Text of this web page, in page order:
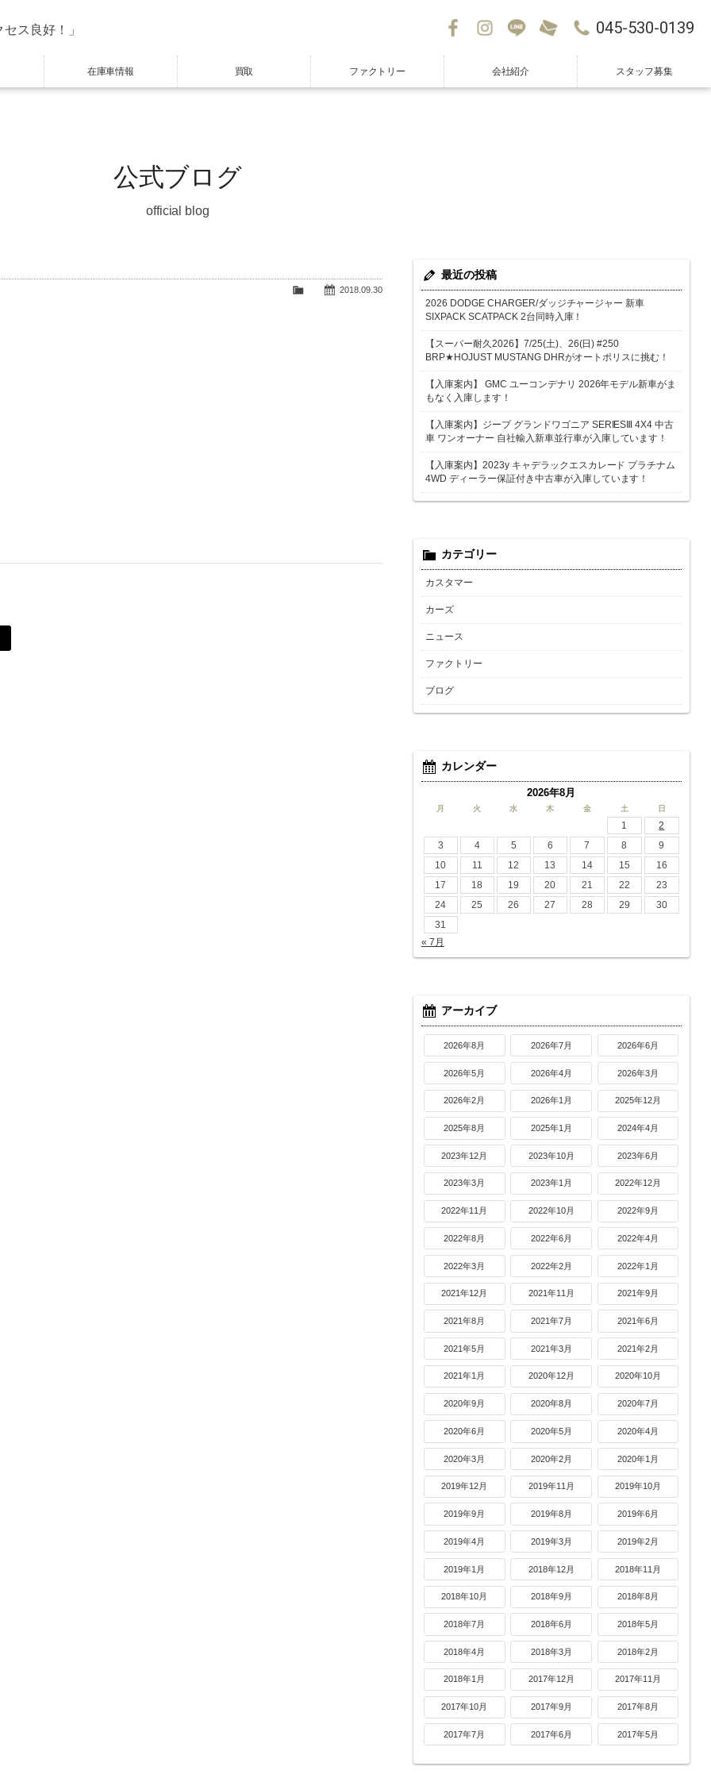
ス良好！」 045-530-0139
在庫車情報 買取 ファクトリー 会社紹介 スタッフ募集
公式ブログ
official blog
2018.09.30
最近の投稿
2026 DODGE CHARGER/ダッジチャージャー 新車
SIXPACK SCATPACK 2台同時入庫！
【スーパー耐久2026】7/25(土)、26(日) #250
BRP★HOJUST MUSTANG DHRがオートポリスに挑む！
【入庫案内】 GMC ユーコンデナリ 2026年モデル新車がま
もなく入庫します！
【入庫案内】ジープ グランドワゴニア SERIESⅢ 4X4 中古
車 ワンオーナー 自社輸入新車並行車が入庫しています！
【入庫案内】2023y キャデラックエスカレード プラチナム
4WD ディーラー保証付き中古車が入庫しています！
カテゴリー
カスタマー
カーズ
ニュース
ファクトリー
ブログ
カレンダー
2026年8月
月 火 水 木 金 土 日
1
2
3
4 5 6 7 8
9
10
11 12 13 14 15
16
17
18 19 20 21 22
23
24
25 26 27 28 29
30
31
« 7月
アーカイブ
2026年8月 2026年7月 2026年6月
2026年5月 2026年4月 2026年3月
2026年2月 2026年1月 2025年12月
2025年8月 2025年1月 2024年4月
2023年12月 2023年10月 2023年6月
2023年3月 2023年1月 2022年12月
2022年11月 2022年10月 2022年9月
2022年8月 2022年6月 2022年4月
2022年3月 2022年2月 2022年1月
2021年12月 2021年11月 2021年9月
2021年8月 2021年7月 2021年6月
2021年5月 2021年3月 2021年2月
2021年1月 2020年12月 2020年10月
2020年9月 2020年8月 2020年7月
2020年6月 2020年5月 2020年4月
2020年3月 2020年2月 2020年1月
2019年12月 2019年11月 2019年10月
2019年9月 2019年8月 2019年6月
2019年4月 2019年3月 2019年2月
2019年1月 2018年12月 2018年11月
2018年10月 2018年9月 2018年8月
2018年7月 2018年6月 2018年5月
2018年4月 2018年3月 2018年2月
2018年1月 2017年12月 2017年11月
2017年10月 2017年9月 2017年8月
2017年7月 2017年6月 2017年5月